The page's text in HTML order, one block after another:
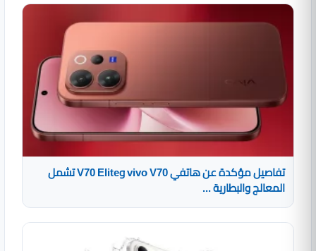
تفاصيل مؤكدة عن هاتفي vivo V70 وV70 Elite تشمل
المعالج والبطارية ...